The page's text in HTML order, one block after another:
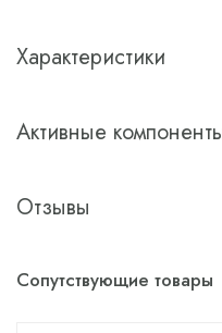
Характеристики
Активные
Отзывы
Сопутствующие товары